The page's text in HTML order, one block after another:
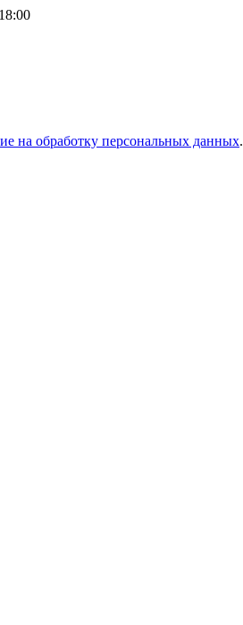
на обработку персональных данных.